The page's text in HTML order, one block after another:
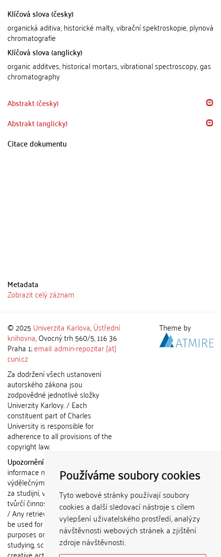
Používáme soubory cookies
Tyto webové stránky používají soubory
cookies a další sledovací nástroje s cílem
vylepšení uživatelského prostředí, analýzy
návštěvnosti webových stránek a zjištění
zdroje návštěvnosti.
Klíčová slova (česky)
organická aditiva, historické malty, vibrační spektroskopie, plynová
chromatografie
Klíčová slova (anglicky)
organic additves, historical mortars, vibrational spectroscopy, gas
chromatography
Abstrakt (česky)
Abstrakt (anglicky)
Citace dokumentu
Metadata
Zobrazit celý záznam
© 2025 Univerzita Karlova,Ústřední
knihovna, Ovocný trh 560/5, 116 36
Praha 1;email: admin-repozitar [at]
cuni.cz
Za dodržení všech ustanovení
autorského zákona jsou
zodpovědné jednotlivé složky
Univerzity Karlovy. / Each
constituent part of Charles
University is responsible for
adherence to all provisions of the
copyright law.
Upozornění / Notice:
informace nemohou být použity k
výdělečným účelům nebo vydávány
za studijní, vědeckou nebo jinou
tvůrčí činnost jiné osoby než autora.
/ Any retrieved information shall not
be used for any commercial
purposes or claimed as results of
studying, scientific or any other
Theme by